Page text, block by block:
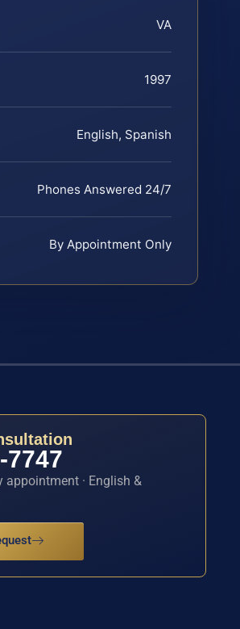
VA
1997
English, Spanish
Phones Answered 24/7
By Appointment Only
7747
appointment · English &